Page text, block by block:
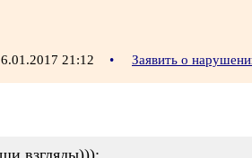
21:12 • Заявить о
взгляды))):